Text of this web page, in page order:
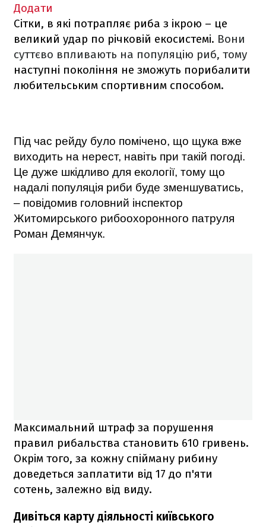
Додати
Сітки, в які потрапляє риба з ікрою – це
великий удар по річковій екосистемі. Вони
суттєво впливають на популяцію риб, тому
наступні покоління не зможуть порибалити
любительським спортивним способом.
Під час рейду було помічено, що щука вже
виходить на нерест, навіть при такій погоді.
Це дуже шкідливо для екології, тому що
надалі популяція риби буде зменшуватись,
– повідомив головний інспектор
Житомирського рибоохоронного патруля
Роман Демянчук.
Максимальний штраф за порушення
правил рибальства становить 610 гривень.
Окрім того, за кожну спійману рибину
доведеться заплатити від 17 до п'яти
сотень, залежно від виду.
Дивіться карту діяльності київського